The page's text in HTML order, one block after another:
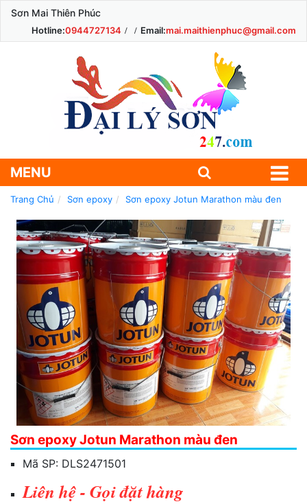
Sơn Mai Thiên Phúc
Hotline:0944727134 Email:mai.maithienphuc@gmail.com
MENU
Trang Chủ Sơn epoxy Sơn epoxy Jotun Marathon màu đen
Sơn epoxy Jotun Marathon màu đen
Mã SP: DLS2471501
Liên hệ - Gọi đặt hàng